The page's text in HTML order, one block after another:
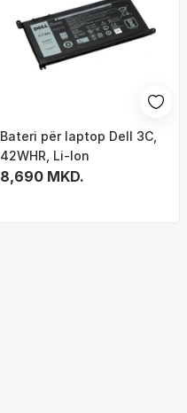
Bateri për laptop Dell 3C,
42WHR, Li-Ion
8,690 MKD.